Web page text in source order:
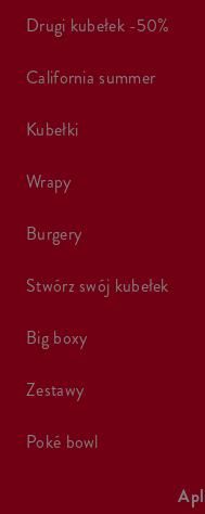
drugi kubełek -50%
california summer
kubełki
wrapy
burgery
stwórz swój kubełek
big boxy
zestawy
poké bowl